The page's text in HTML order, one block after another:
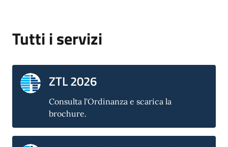
Tutti i servizi
ZTL 2026
Consulta l'Ordinanza e scarica la
brochure.